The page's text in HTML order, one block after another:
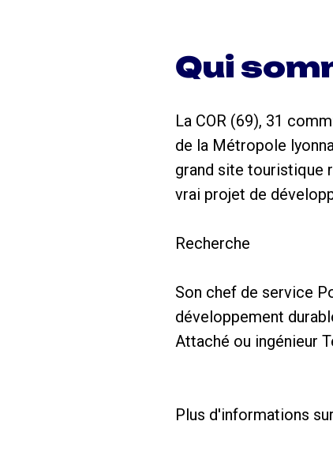
Qui
La COR (69), 31
de la Métropole
grand site touristique
vrai projet de
Recherche
Son chef de service
développement
Attaché ou ingénieur
Plus d'informations sur